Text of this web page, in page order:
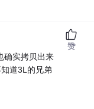
确实拷贝出来
道3L的兄弟
赞